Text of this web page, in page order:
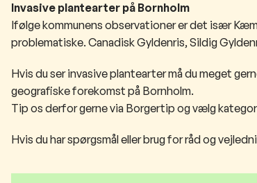
Invasive plantearter på Bornholm
Ifølge kommunens observationer er det især
problematiske. Canadisk Gyldenris, Sildig
Hvis du ser invasive plantearter må du meget
geografiske forekomst på Bornholm.
Tip os derfor gerne via Borgertip og vælg
Hvis du har spørgsmål eller brug for råd og